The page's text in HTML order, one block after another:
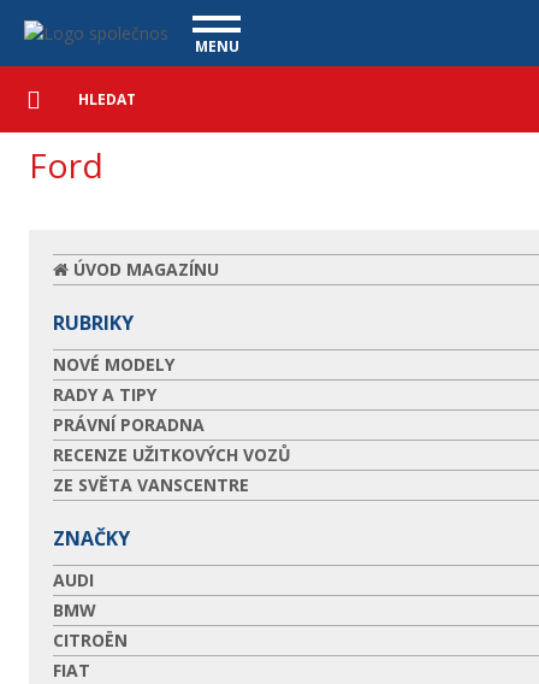
Navigace
MENU
VÝKUP VOZŮ
CENÍK SLUŽEB
ONLINE VIDEO PROHLÍDKY
UPLATNĚNÍ VAD
REFERENCE
Podrobné
vyhledávání
Vyhledat
Ford
ÚVOD MAGAZÍNU
RUBRIKY
NOVÉ MODELY
RADY A TIPY
PRÁVNÍ PORADNA
RECENZE UŽITKOVÝCH VOZŮ
ZE SVĚTA VANSCENTRE
ZNAČKY
AUDI
BMW
CITROËN
FIAT